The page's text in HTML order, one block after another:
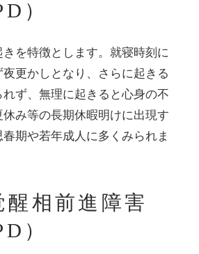
）
を特徴とします。就寝時刻に
更かしとなり、さらに起きる
ず、無理に起きると心身の不
み等の長期休暇明けに出現す
期や若年成人に多くみられま
醒相前進障害
）